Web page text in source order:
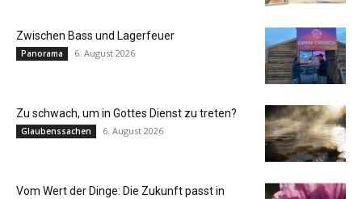
Zwischen Bass und Lagerfeuer
Panorama 6. August 2026
Zu schwach, um in Gottes Dienst zu treten?
Glaubenssachen 6. August 2026
Vom Wert der Dinge: Die Zukunft passt in